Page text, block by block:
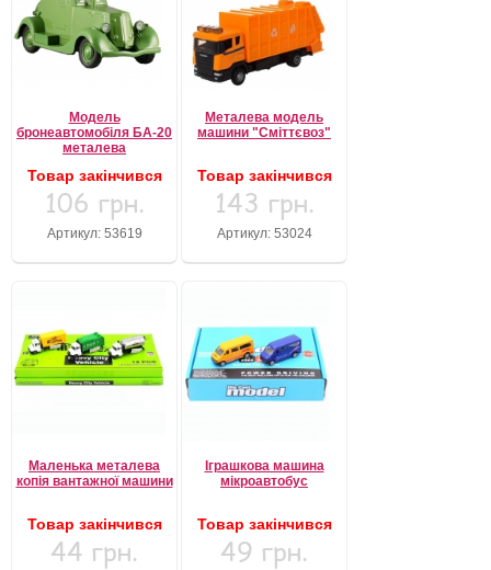
Модель
бронеавтомобіля БА-20
металева
Товар закінчився
106 грн.
Артикул: 53619
Металева модель
машини "Сміттєвоз"
Товар закінчився
143 грн.
Артикул: 53024
Маленька металева
копія вантажної машини
Товар закінчився
44 грн.
Іграшкова машина
мікроавтобус
Товар закінчився
49 грн.